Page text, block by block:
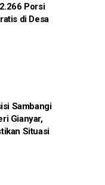
Porsi
di Desa
Sambangi
Gianyar,
Situasi